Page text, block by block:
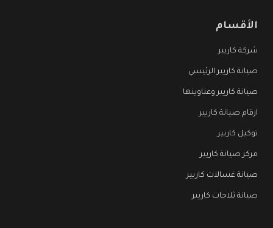
الأقسام
شركة كاريير
صيانة كاريير الرئيسي
صيانة كاريير وعناوينها
ارقام صيانة كاريير
توكيل كاريير
مركز صيانة كاريير
صيانة غسالات كاريير
صيانة ثلاجات كاريير